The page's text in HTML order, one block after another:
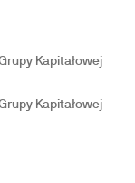
Kapitałowej
Kapitałowej